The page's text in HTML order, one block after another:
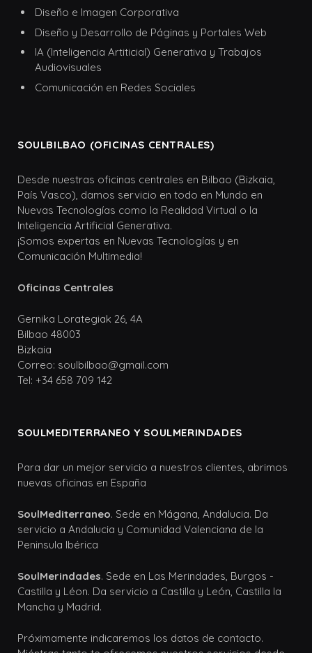
Diseño e Imagen Corporativa
Diseño y Desarrollo de Páginas y Portales Web
IA (Inteligencia Artiticial) Generativa y Trabajos
Audiovisuales
Comunicación en Redes Sociales
SOULBILBAO (OFICINAS CENTRALES)
Desde nuestras oficinas centrales en Bilbao (Bizkaia,
País Vasco), damos servicio en todo en Mundo en
Nuevas Tecnologías como la Realidad Virtual o la
Inteligencia Artificial Generativa.
¡Somos expertas en Nuevas Tecnologías y en
Comunicación Multimedia!
Oficinas Centrales
Gernika Lorategiak 26, 4A
Bilbao 48003
Bizkaia
Correo: soulbilbao@gmail.com
Tel: +34 658 709 142
SOULMEDITERRANEO Y SOULMERINDADES
Para dar un mejor servicio a nuestros clientes, abrimos
nuevas oficinas en España
SoulMediterraneo. Sede en Mágana, Andalucia. Da
servicio a Andalucia y Comunidad Valenciana de la
Peninsula Ibérica
SoulMerindades. Sede en Las Merindades, Burgos -
Castilla y Léon. Da servicio a Castilla y León, Castilla la
Mancha y Madrid.
Próximamente indicaremos los datos de contacto.